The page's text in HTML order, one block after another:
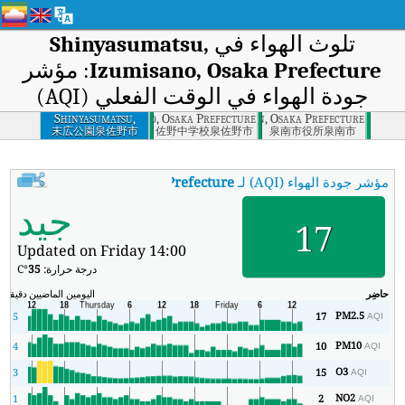
تلوث الهواء في Shinyasumatsu,
Izumisano, Osaka Prefecture: مؤشر
جودة الهواء في الوقت الفعلي (AQI)
Shinyasumatsu,
Izumisano, Osaka
Prefecture
末広公園泉佐野市
Hagurazaki, Izumisano, Osaka Prefecture
佐野中学校泉佐野市
Tarui, Sennan, Osaka Prefecture
泉南市役所泉南市
مؤشر جودة الهواء (AQI) لـ Izumisano, Osaka Prefecture
17 جيد
Updated on Friday 14:00
درجة حرارة:35
°C
حاضِر اليومين الماضيين دقيقة
PM2.5AQI
17
5
PM10AQI
10
4
O3AQI
15
3
NO2AQI
2
1